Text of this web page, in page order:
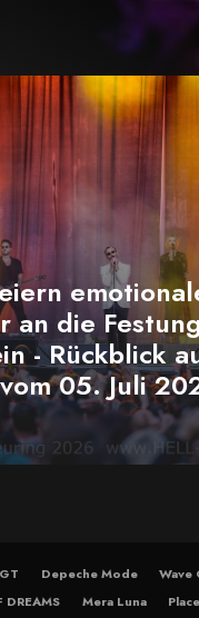
an die
- Rückblick
05. Juli
Depeche Mode
Wave
DREAMS Mera Luna